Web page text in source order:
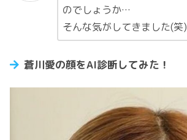
のでしょうか…
そんな気がしてきました(笑)
蒼川愛の顔をAI診断してみた！